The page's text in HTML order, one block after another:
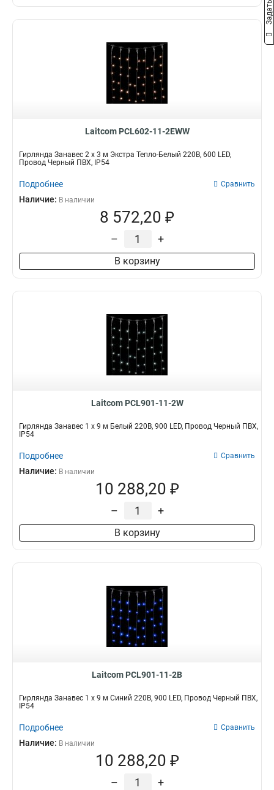
Laitcom PCL602-11-2EWW
Гирлянда Занавес 2 x 3 м Экстра Тепло-Белый 220В, 600 LED,
Провод Черный ПВХ, IP54
Подробнее Сравнить
Наличие: В наличии
8 572,20 ₽
– +
В корзину
Laitcom PCL901-11-2W
Гирлянда Занавес 1 x 9 м Белый 220В, 900 LED, Провод Черный ПВХ,
IP54
Подробнее Сравнить
Наличие: В наличии
10 288,20 ₽
– +
В корзину
Laitcom PCL901-11-2B
Гирлянда Занавес 1 x 9 м Синий 220В, 900 LED, Провод Черный ПВХ,
IP54
Подробнее Сравнить
Наличие: В наличии
10 288,20 ₽
– +